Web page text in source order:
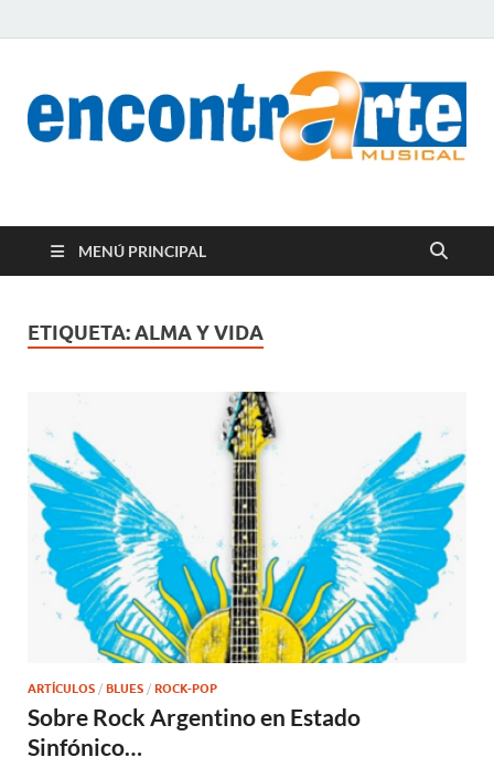
encontrArte Musical
MENÚ PRINCIPAL
ETIQUETA:ALMA Y VIDA
ARTÍCULOS / BLUES / ROCK-POP
Sobre Rock Argentino en Estado
Sinfónico…